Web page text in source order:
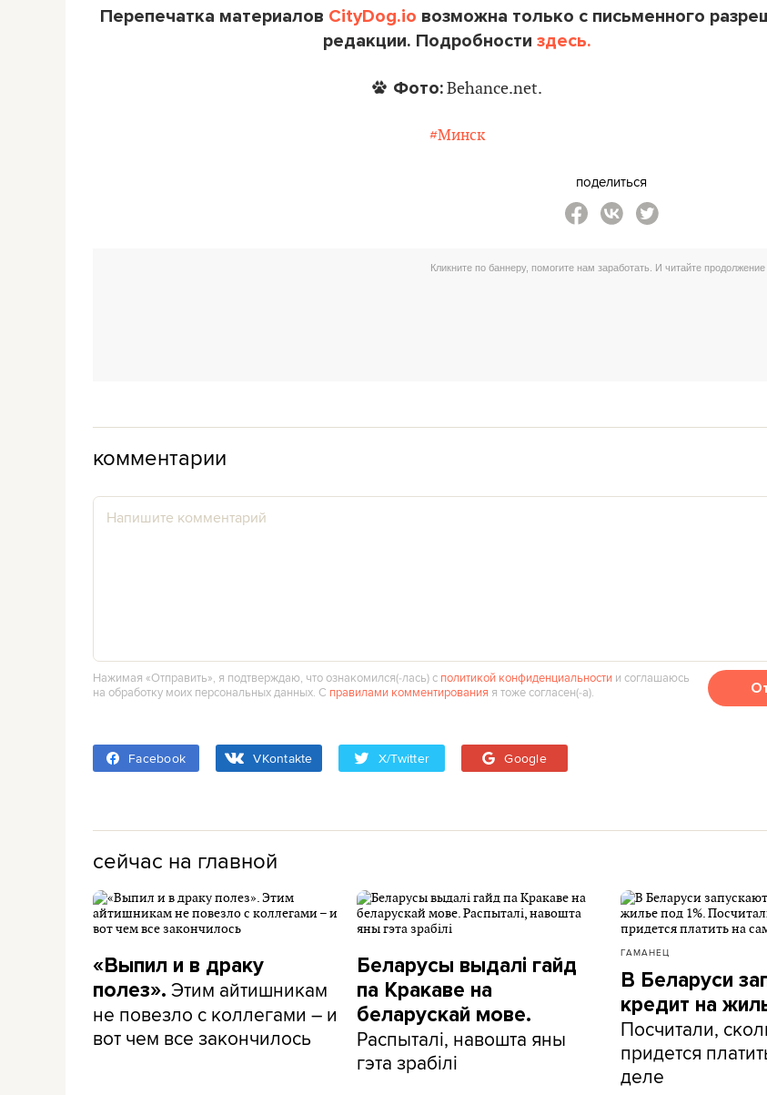
Перепечатка материалов CityDog.io возможна только с письменного
редакции. Подробности здесь.
Фото:Behance.net.
#Минск
поделиться
комментарии
Нажимая «Отправить», я подтверждаю, что ознакомился(‑лась) с политикой конфиденциальности и соглашаюсь
на обработку моих персональных данных. С правилами комментирования я тоже согласен(‑а).
Facebook VKontakte X/Twitter Google
сейчас на главной
«Выпил и в драку
полез». Этим айтишникам
не повезло с коллегами – и
вот чем все закончилось
Беларусы выдалі гайд
па Кракаве на
беларускай мове.
Распыталі, навошта яны
гэта зрабілі
ГАМАНЕЦ
В Беларуси
кредит на
Посчитали,
придется
деле